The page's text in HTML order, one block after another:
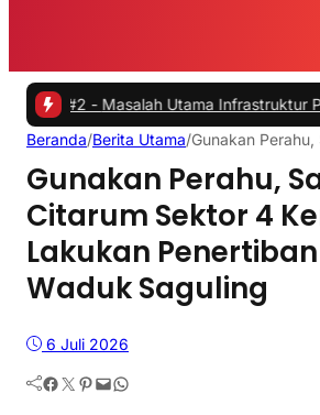
Masalah Utama Infrastruktur
Beranda/Berita Utama/Gunakan
Gunakan Perahu,
Citarum Sektor 4
Lakukan Penertiban
Waduk Saguling
6 Juli 2026
Facebook Twitter Pinterest Mail WhatsApp